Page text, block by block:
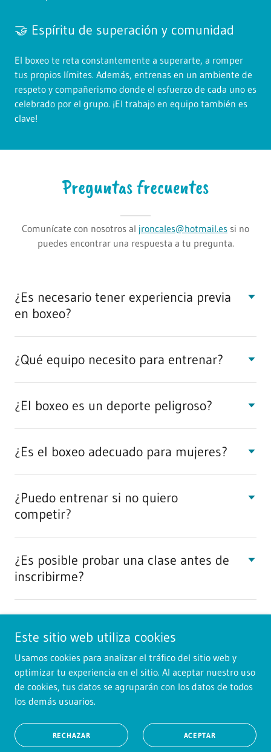
🤝 Espíritu de superación y comunidad
El boxeo te reta constantemente a superarte, a romper
tus propios límites. Además, entrenas en un ambiente de
respeto y compañerismo donde el esfuerzo de cada uno es
celebrado por el grupo. ¡El trabajo en equipo también es
clave!
Preguntas frecuentes
Comunícate con nosotros al jroncales@hotmail.es si no
puedes encontrar una respuesta a tu pregunta.
¿Es necesario tener experiencia previa
en boxeo?
¿Qué equipo necesito para entrenar?
¿El boxeo es un deporte peligroso?
¿Es el boxeo adecuado para mujeres?
¿Puedo entrenar si no quiero
competir?
¿Es posible probar una clase antes de
inscribirme?
Copyright © 2026 Flow Rolling - Todos los derechos reservados.
POLÍTICA DE PRIVACIDAD
Este sitio web utiliza cookies
Usamos cookies para analizar el tráfico del sitio web y
optimizar tu experiencia en el sitio. Al aceptar nuestro uso
de cookies, tus datos se agruparán con los datos de todos
los demás usuarios.
RECHAZAR ACEPTAR